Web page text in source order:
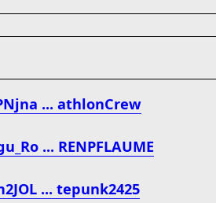
... athlonCrew
... RENPFLAUME
... tepunk2425